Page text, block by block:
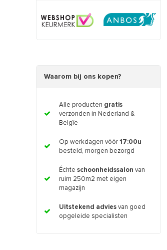
Waarom bij ons kopen?
Alle producten gratis
verzonden in Nederland &
Belgïe
Op werkdagen vóór 17:00u
besteld, morgen bezorgd
Échte schoonheidssalon van
ruim 250m2 met eigen
magazijn
Uitstekend advies van goed
opgeleide specialisten